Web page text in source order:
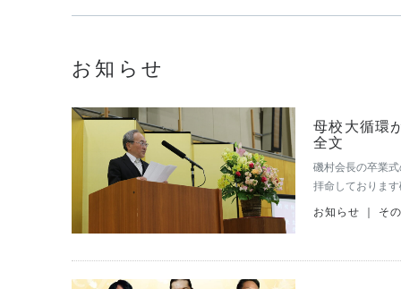
お知らせ
母校大循環
全文
磯村会長の卒業
拝命しておりま
ていただきます
お知らせ ｜ そ